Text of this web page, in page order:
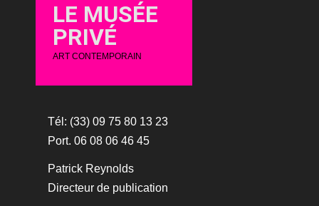
LE MUSÉE
PRIVÉ
ART CONTEMPORAIN
Tél: (33) 09 75 80 13 23
Port. 06 08 06 46 45
Patrick Reynolds
Directeur de publication